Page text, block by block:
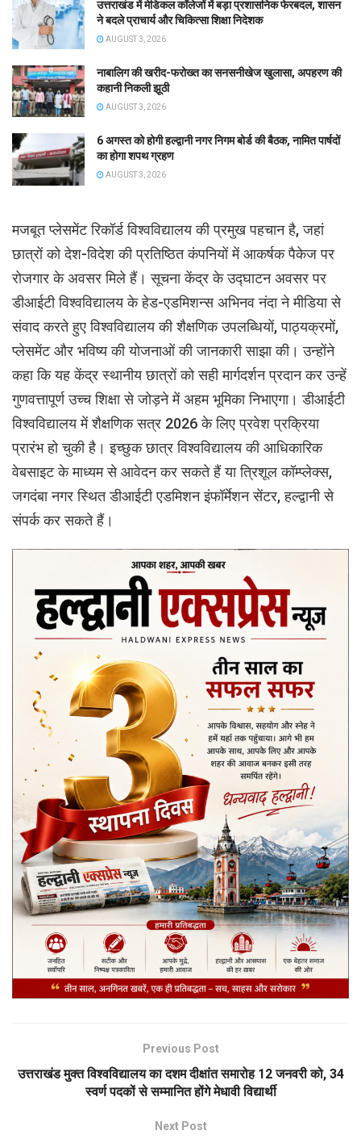
उत्तराखंड में मेडिकल कॉलेजों में बड़ा प्रशासनिक फेरबदल, शासन
ने बदले प्राचार्य और चिकित्सा शिक्षा निदेशक
AUGUST 3, 2026
नाबालिग की खरीद-फरोख्त का सनसनीखेज खुलासा, अपहरण की
कहानी निकली झूठी
AUGUST 3, 2026
6 अगस्त को होगी हल्द्वानी नगर निगम बोर्ड की बैठक, नामित पार्षदों
का होगा शपथ ग्रहण
AUGUST 3, 2026
मजबूत प्लेसमेंट रिकॉर्ड विश्वविद्यालय की प्रमुख पहचान है, जहां
छात्रों को देश-विदेश की प्रतिष्ठित कंपनियों में आकर्षक पैकेज पर
रोजगार के अवसर मिले हैं। सूचना केंद्र के उद्घाटन अवसर पर
डीआईटी विश्वविद्यालय के हेड-एडमिशन्स अभिनव नंदा ने मीडिया से
संवाद करते हुए विश्वविद्यालय की शैक्षणिक उपलब्धियों, पाठ्यक्रमों,
प्लेसमेंट और भविष्य की योजनाओं की जानकारी साझा की। उन्होंने
कहा कि यह केंद्र स्थानीय छात्रों को सही मार्गदर्शन प्रदान कर उन्हें
गुणवत्तापूर्ण उच्च शिक्षा से जोड़ने में अहम भूमिका निभाएगा। डीआईटी
विश्वविद्यालय में शैक्षणिक सत्र 2026 के लिए प्रवेश प्रक्रिया
प्रारंभ हो चुकी है। इच्छुक छात्र विश्वविद्यालय की आधिकारिक
वेबसाइट के माध्यम से आवेदन कर सकते हैं या त्रिशूल कॉम्प्लेक्स,
जगदंबा नगर स्थित डीआईटी एडमिशन इंफॉर्मेशन सेंटर, हल्द्वानी से
संपर्क कर सकते हैं।
Previous Post
उत्तराखंड मुक्त विश्वविद्यालय का दशम दीक्षांत समारोह 12 जनवरी को, 34
स्वर्ण पदकों से सम्मानित होंगे मेधावी विद्यार्थी
Next Post